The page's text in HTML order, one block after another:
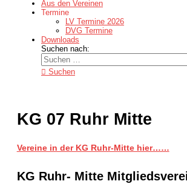
Aus den Vereinen
Termine
LV Termine 2026
DVG Termine
Downloads
Suchen nach:
Suchen
KG 07 Ruhr Mitte
Vereine in der KG Ruhr-Mitte hier……
KG Ruhr- Mitte